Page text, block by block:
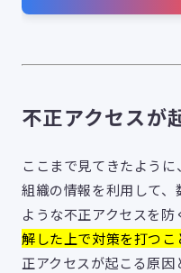
不正アクセスが
ここまで見てきたよう
組織の情報を利用して、
ような不正アクセスを防
解した上で対策を打つこ
正アクセスが起こる原